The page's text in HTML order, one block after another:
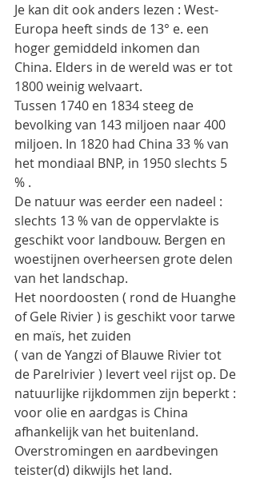
Je kan dit ook anders lezen : West-
Europa heeft sinds de 13° e. een
hoger gemiddeld inkomen dan
China. Elders in de wereld was er tot
1800 weinig welvaart.
Tussen 1740 en 1834 steeg de
bevolking van 143 miljoen naar 400
miljoen. In 1820 had China 33 % van
het mondiaal BNP, in 1950 slechts 5
% .
De natuur was eerder een nadeel :
slechts 13 % van de oppervlakte is
geschikt voor landbouw. Bergen en
woestijnen overheersen grote delen
van het landschap.
Het noordoosten ( rond de Huanghe
of Gele Rivier ) is geschikt voor tarwe
en maïs, het zuiden
( van de Yangzi of Blauwe Rivier tot
de Parelrivier ) levert veel rijst op. De
natuurlijke rijkdommen zijn beperkt :
voor olie en aardgas is China
afhankelijk van het buitenland.
Overstromingen en aardbevingen
teister(d) dikwijls het land.